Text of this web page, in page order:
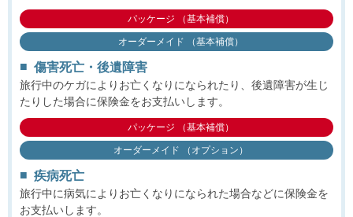
パッケージ （基本補償）
オーダーメイド （基本補償）
傷害死亡・後遺障害
旅行中のケガによりお亡くなりになられたり、後遺障害が生じ
たりした場合に保険金をお支払いします。
パッケージ （基本補償）
オーダーメイド （オプション）
疾病死亡
旅行中に病気によりお亡くなりになられた場合などに保険金を
お支払いします。